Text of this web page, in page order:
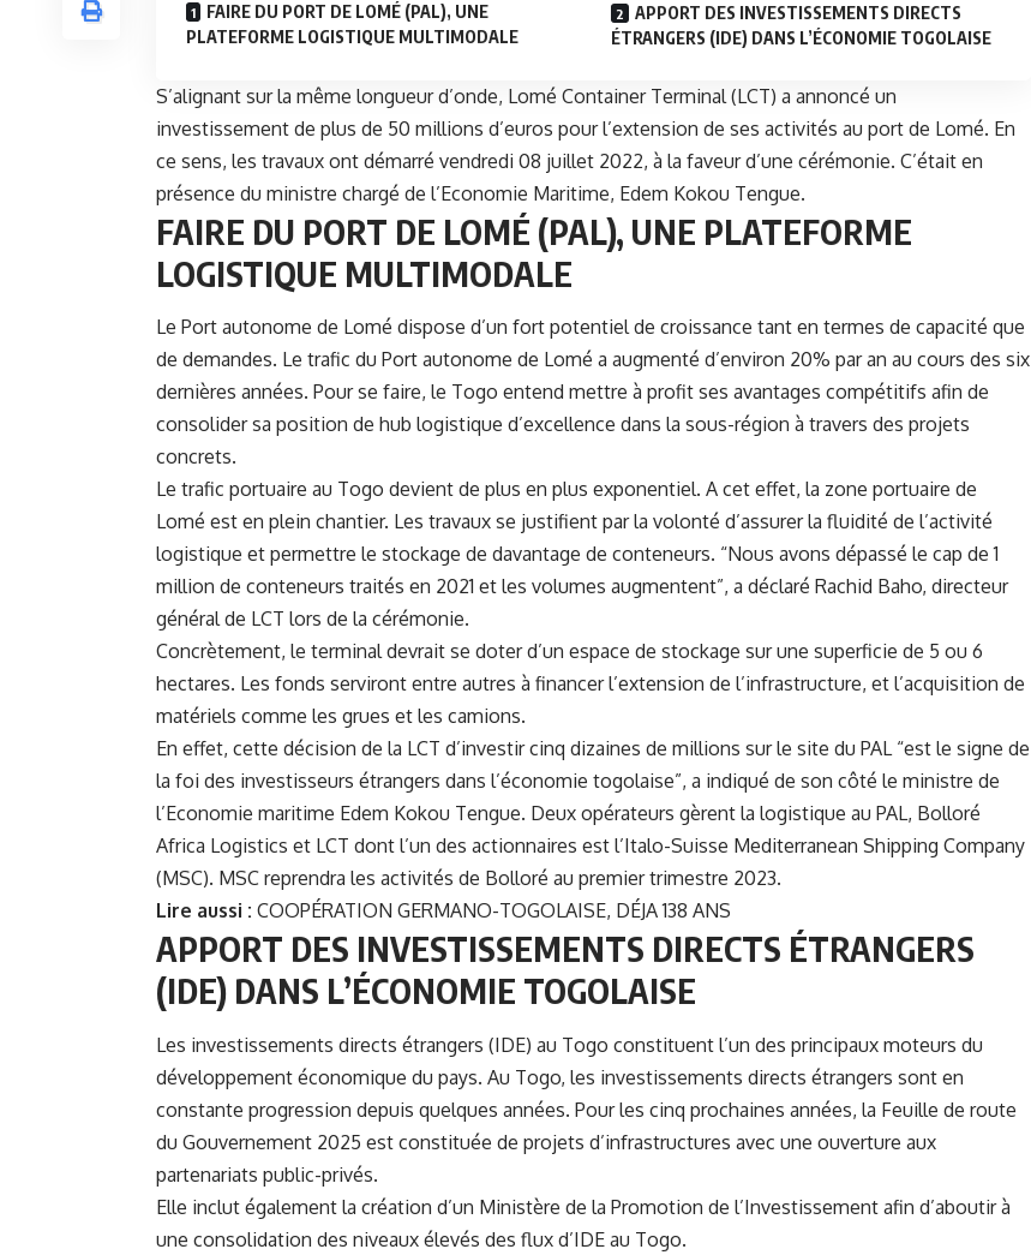
FAIRE DU PORT DE LOMÉ (PAL), UNE
PLATEFORME LOGISTIQUE MULTIMODALE
APPORT DES INVESTISSEMENTS DIRECTS
ÉTRANGERS (IDE) DANS L’ÉCONOMIE TOGOLAISE
S’alignant sur la même longueur d’onde, Lomé Container Terminal(LCT) a annoncé un
investissement de plus de 50 millions d’euros pour l’extension de ses activités au port de Lomé. En
ce sens, les travaux ont démarré vendredi 08 juillet 2022, à la faveur d’une cérémonie. C’était en
présence du ministre chargé de l’Economie Maritime, Edem Kokou Tengue.
FAIRE DU PORT DE LOMÉ (PAL), UNE PLATEFORME
LOGISTIQUE MULTIMODALE
Le Port autonome de Lomé dispose d’un fort potentiel de croissance tant en termes de capacité que
de demandes. Le trafic du Port autonome de Lomé a augmenté d’environ 20% par an au cours des six
dernières années. Pour se faire, le Togo entend mettre à profit ses avantages compétitifs afin de
consolider sa position de hub logistique d’excellence dans la sous-région à travers des projets
concrets.
Le trafic portuaire au Togo devient de plus en plus exponentiel. A cet effet, la zone portuaire de
Lomé est en plein chantier. Les travaux se justifient par la volonté d’assurer la fluidité de l’activité
logistique et permettre le stockage de davantage de conteneurs. “Nous avons dépassé le cap de 1
million de conteneurs traités en 2021 et les volumes augmentent”, a déclaré Rachid Baho, directeur
général de LCT lors de la cérémonie.
Concrètement, le terminal devrait se doter d’un espace de stockage sur une superficie de 5 ou 6
hectares. Les fonds serviront entre autres à financer l’extension de l’infrastructure, et l’acquisition de
matériels comme les grues et les camions.
En effet, cette décision de la LCT d’investir cinq dizaines de millions sur le site du PAL “est le signe de
la foi des investisseurs étrangers dans l’économie togolaise”, a indiqué de son côté le ministre de
l’Economie maritime Edem Kokou Tengue. Deux opérateurs gèrent la logistique au PAL, Bolloré
Africa Logistics et LCT dont l’un des actionnaires est l’Italo-Suisse Mediterranean Shipping Company
(MSC). MSC reprendra les activités de Bolloré au premier trimestre 2023.
Lire aussi : COOPÉRATION GERMANO-TOGOLAISE, DÉJA 138 ANS
APPORT DES INVESTISSEMENTS DIRECTS ÉTRANGERS
(IDE) DANS L’ÉCONOMIE TOGOLAISE
Les investissements directs étrangers (IDE) au Togo constituent l’un des principaux moteurs du
développement économique du pays. Au Togo, les investissements directs étrangers sont en
constante progression depuis quelques années. Pour les cinq prochaines années, la Feuille de route
du Gouvernement 2025 est constituée de projets d’infrastructures avec une ouverture aux
partenariats public-privés.
Elle inclut également la création d’un Ministère de la Promotion de l’Investissement afin d’aboutir à
une consolidation des niveaux élevés des flux d’IDE au Togo.